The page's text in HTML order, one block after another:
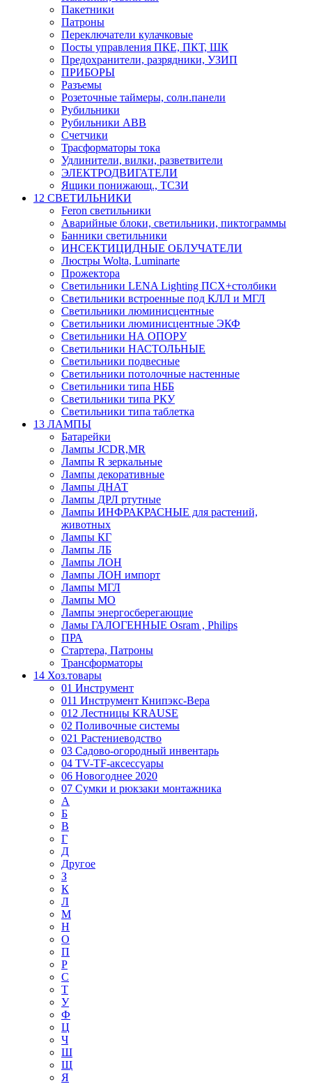
Пакетники
Патроны
Переключатели кулачковые
Посты управления ПКЕ, ПКТ, ШК
Предохранители, разрядники, УЗИП
ПРИБОРЫ
Разъемы
Розеточные таймеры, солн.панели
Рубильники
Рубильники ABB
Счетчики
Трасформаторы тока
Удлинители, вилки, разветвители
ЭЛЕКТРОДВИГАТЕЛИ
Ящики понижающ., ТСЗИ
12 СВЕТИЛЬНИКИ
Feron светильники
Аварийные блоки, светильники, пиктограммы
Банники светильники
ИНСЕКТИЦИДНЫЕ ОБЛУЧАТЕЛИ
Люстры Wolta, Luminarte
Прожектора
Светильники LENA Lighting ПСХ+столбики
Светильники встроенные под КЛЛ и МГЛ
Светильники люминисцентные
Светильники люминисцентные ЭКФ
Светильники НА ОПОРУ
Светильники НАСТОЛЬНЫЕ
Светильники подвесные
Светильники потолочные настенные
Светильники типа НББ
Светильники типа РКУ
Светильники типа таблетка
13 ЛАМПЫ
Батарейки
Лампы JCDR,MR
Лампы R зеркальные
Лампы декоративные
Лампы ДНАТ
Лампы ДРЛ ртутные
Лампы ИНФРАКРАСНЫЕ для растений,
животных
Лампы КГ
Лампы ЛБ
Лампы ЛОН
Лампы ЛОН импорт
Лампы МГЛ
Лампы МО
Лампы энергосберегающие
Ламы ГАЛОГЕННЫЕ Osram , Philips
ПРА
Стартера, Патроны
Трансформаторы
14 Хоз.товары
01 Инструмент
011 Инструмент Книпэкс-Вера
012 Лестницы KRAUSE
02 Поливочные системы
021 Растениеводство
03 Садово-огородный инвентарь
04 TV-TF-аксессуары
06 Новогоднее 2020
07 Сумки и рюкзаки монтажника
А
Б
В
Г
Д
Другое
З
К
Л
М
Н
О
П
Р
С
Т
У
Ф
Ц
Ч
Ш
Щ
Я